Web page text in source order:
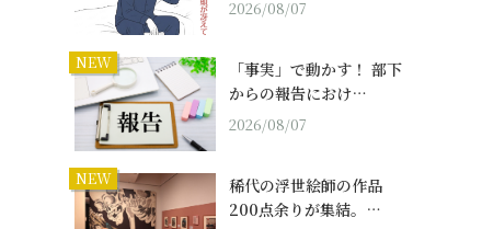
2026/08/07
NEW
「事実」で動かす！ 部下
からの報告におけ…
2026/08/07
NEW
稀代の浮世絵師の作品
200点余りが集結。…